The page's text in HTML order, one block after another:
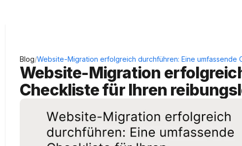
Blog/Website-Migration erfolgreich durchführen: Eine umfassende
Website-Migration
Checkliste für Ihren